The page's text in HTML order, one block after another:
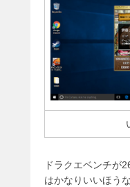
ドラクエベンチが
はかなりいいほう